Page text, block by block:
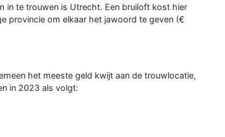
in te trouwen is Utrecht. Een bruiloft kost hier
provincie om elkaar het jawoord te geven (€
het meeste geld kwijt aan de trouwlocatie,
in 2023 als volgt: